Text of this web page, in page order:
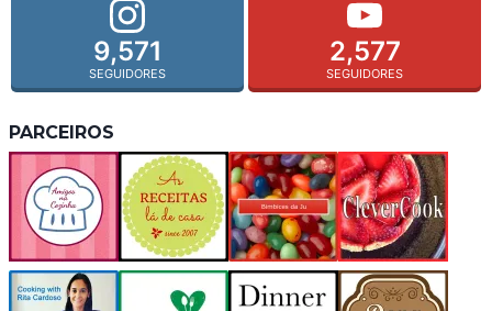
9,571
SEGUIDORES
2,577
SEGUIDORES
PARCEIROS